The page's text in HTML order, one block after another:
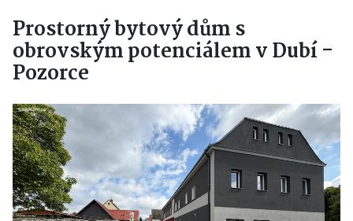
Prostorný bytový dům s
obrovským potenciálem v Dubí -
Pozorce